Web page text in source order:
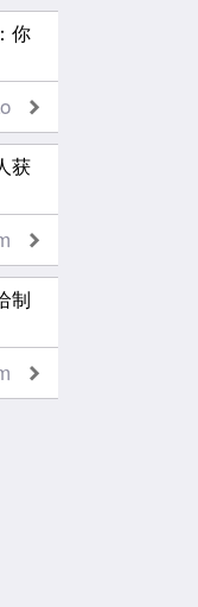
你
获
制